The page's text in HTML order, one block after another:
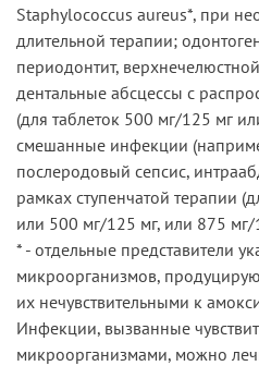
Staphylococcus aureus*, при
длительной терапии;
периодонтит,
дентальные абсцессы с
(для таблеток 500 мг/125 мг
смешанные инфекции
послеродовый сепсис,
рамках ступенчатой терапии
или 500 мг/125 мг, или 875 мг/
* - отдельные представители
микроорганизмов,
их нечувствительными к
Инфекции, вызванные
микроорганизмами, можно